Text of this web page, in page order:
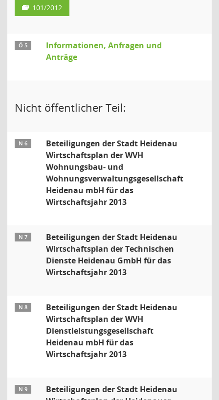
101/2012
Ö 5
Informationen, Anfragen und
Anträge
Nicht öffentlicher Teil:
N 6
Beteiligungen der Stadt Heidenau
Wirtschaftsplan der WVH
Wohnungsbau- und
Wohnungsverwaltungsgesellschaft
Heidenau mbH für das
Wirtschaftsjahr 2013
N 7
Beteiligungen der Stadt Heidenau
Wirtschaftsplan der Technischen
Dienste Heidenau GmbH für das
Wirtschaftsjahr 2013
N 8
Beteiligungen der Stadt Heidenau
Wirtschaftsplan der WVH
Dienstleistungsgesellschaft
Heidenau mbH für das
Wirtschaftsjahr 2013
N 9
Beteiligungen der Stadt Heidenau